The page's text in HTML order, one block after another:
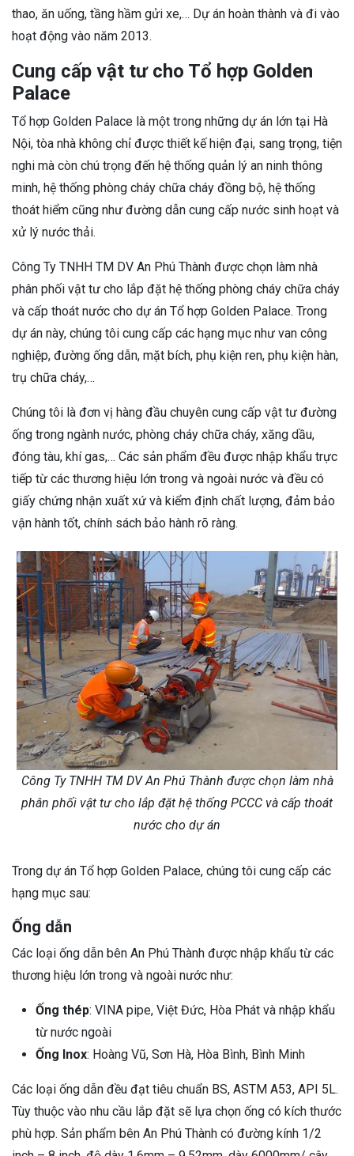
thao, ăn uống, tầng hầm gửi xe,… Dự án hoàn thành và đi vào
hoạt động vào năm 2013.
Cung cấp vật tư cho Tổ hợp Golden
Palace
Tổ hợp Golden Palace là một trong những dự án lớn tại Hà
Nội, tòa nhà không chỉ được thiết kế hiện đại, sang trọng, tiện
nghi mà còn chú trọng đến hệ thống quản lý an ninh thông
minh, hệ thống phòng cháy chữa cháy đồng bộ, hệ thống
thoát hiểm cũng như đường dẫn cung cấp nước sinh hoạt và
xử lý nước thải.
Công Ty TNHH TM DV An Phú Thành được chọn làm nhà
phân phối vật tư cho lắp đặt hệ thống phòng cháy chữa cháy
và cấp thoát nước cho dự án Tổ hợp Golden Palace. Trong
dự án này, chúng tôi cung cấp các hạng mục như van công
nghiệp, đường ống dẫn, mặt bích, phụ kiện ren, phụ kiện hàn,
trụ chữa cháy,…
Chúng tôi là đơn vị hàng đầu chuyên cung cấp vật tư đường
ống trong ngành nước, phòng cháy chữa cháy, xăng dầu,
đóng tàu, khí gas,… Các sản phẩm đều được nhập khẩu trực
tiếp từ các thương hiệu lớn trong và ngoài nước và đều có
giấy chứng nhận xuất xứ và kiểm định chất lượng, đảm bảo
vận hành tốt, chính sách bảo hành rõ ràng.
Công Ty TNHH TM DV An Phú Thành được chọn làm nhà
phân phối vật tư cho lắp đặt hệ thống PCCC và cấp thoát
nước cho dự án
Trong dự án Tổ hợp Golden Palace, chúng tôi cung cấp các
hạng mục sau:
Ống dẫn
Các loại ống dẫn bên An Phú Thành được nhập khẩu từ các
thương hiệu lớn trong và ngoài nước như:
Ống thép: VINA pipe, Việt Đức, Hòa Phát và nhập khẩu
từ nước ngoài
Ống Inox: Hoàng Vũ, Sơn Hà, Hòa Bình, Bình Minh
Các loại ống dẫn đều đạt tiêu chuẩn BS, ASTM A53, API 5L.
Tùy thuộc vào nhu cầu lắp đặt sẽ lựa chọn ống có kích thước
phù hợp. Sản phẩm bên An Phú Thành có đường kính 1/2